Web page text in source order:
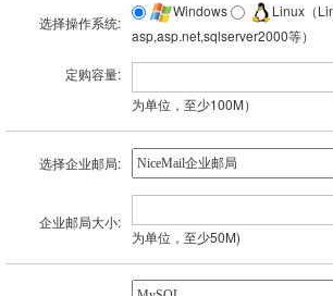
选择操作系统:
Windows
Linux（
asp,asp.net,sqlserver2000等）
定购容量:
为单位，至少100M）
选择企业邮局:
企业邮局大小:
为单位，至少50M)